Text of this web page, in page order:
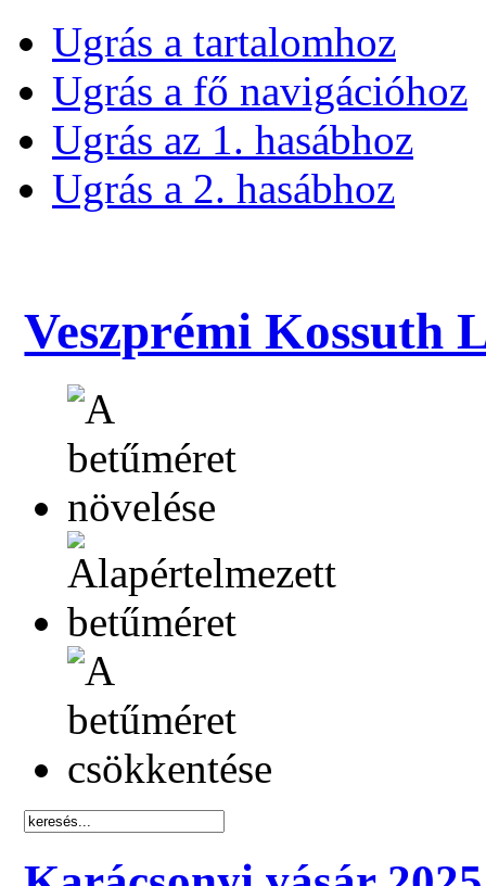
Ugrás a tartalomhoz
Ugrás a fő navigációhoz
Ugrás az 1. hasábhoz
Ugrás a 2. hasábhoz
Veszprémi Kossuth